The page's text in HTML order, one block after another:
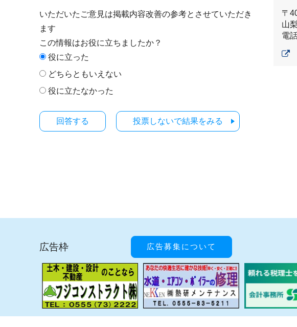
いただいたご意見は掲載内容改善の参考とさせていただき
ます
この情報はお役に立ちましたか？
役に立った
どちらともいえない
役に立たなかった
投票しないで結果をみる
〒
山
電
広告枠 広告募集について